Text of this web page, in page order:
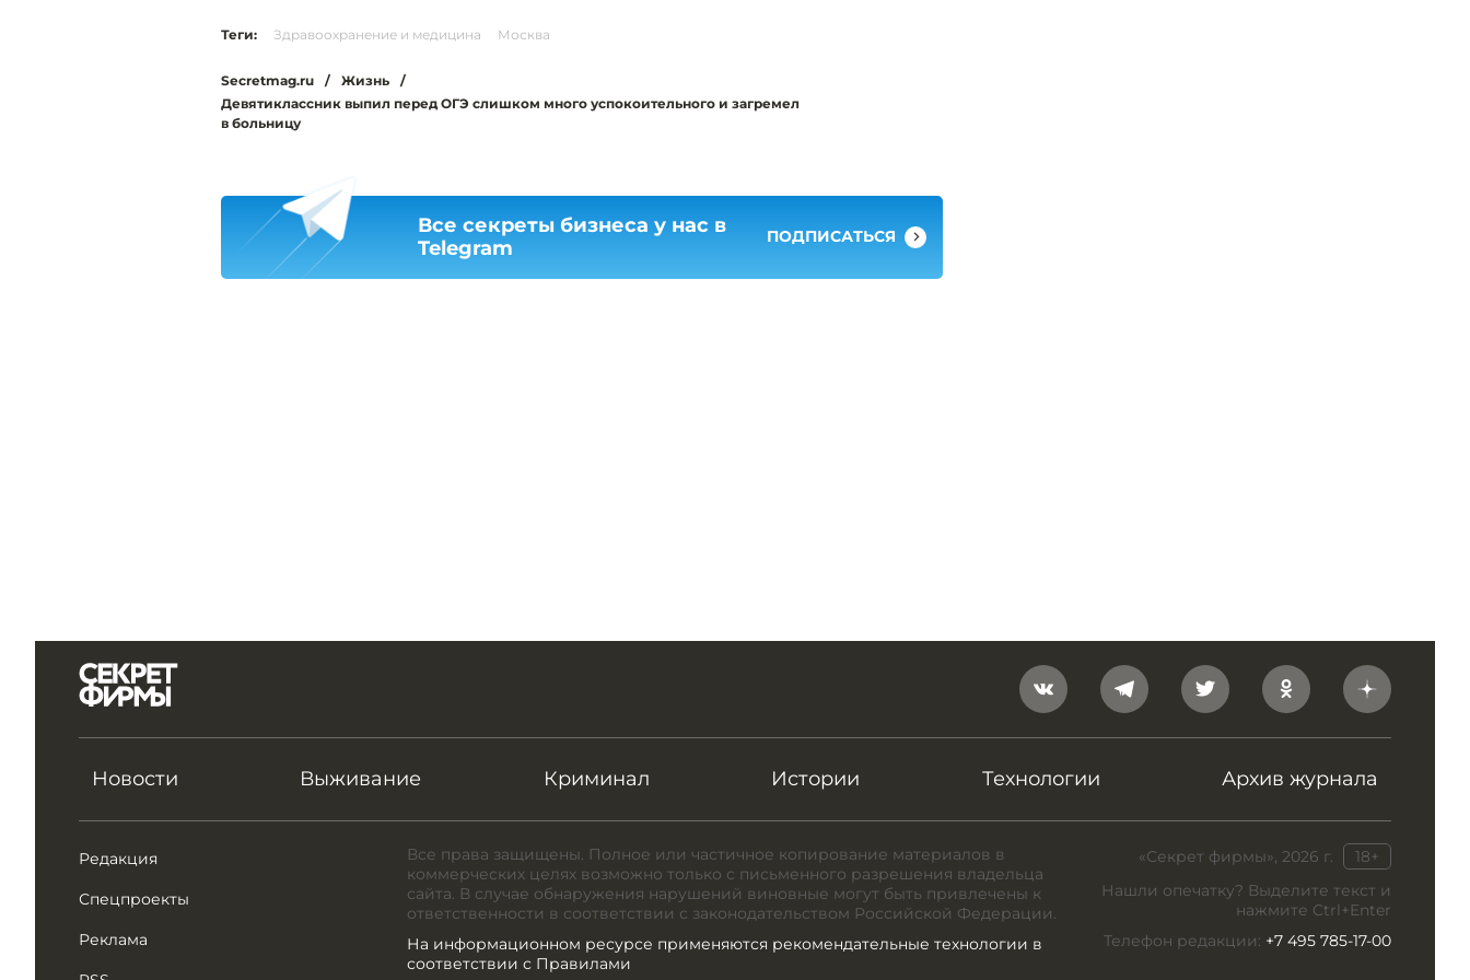
Теги: Здравоохранение и медицина Москва
Secretmag.ru / Жизнь
/
Девятиклассник выпил перед ОГЭ слишком много успокоительного и загремел
в больницу
Все секреты бизнеса у нас в
Telegram
ПОДПИСАТЬСЯ
Новости Выживание Криминал Истории Технологии Архив журнала
Редакция
Спецпроекты
Реклама
«Секрет фирмы», 2026 г.
18+
Нашли опечатку? Выделите текст и
нажмите Ctrl+Enter
Телефон редакции: +7 495 785-17-00
Все права защищены. Полное или частичное копирование материалов в
коммерческих целях возможно только с письменного разрешения владельца
сайта. В случае обнаружения нарушений виновные могут быть привлечены к
ответственности в соответствии с законодательством Российской Федерации.
На информационном ресурсе применяются рекомендательные технологии в
соответствии с Правилами